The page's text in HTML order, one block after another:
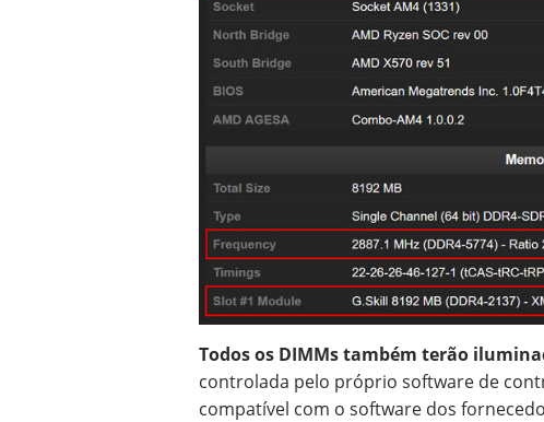
Todos os DIMMs também terão
controlada pelo próprio software de
compatível com o software dos